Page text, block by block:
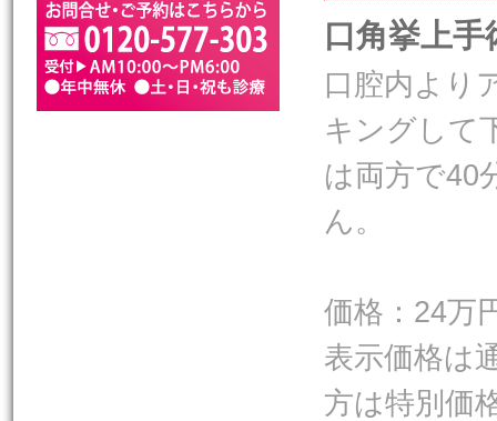
口角挙上
口腔内より
キングして
は両方で40
ん。
価格：24万
表示価格は
方は特別価